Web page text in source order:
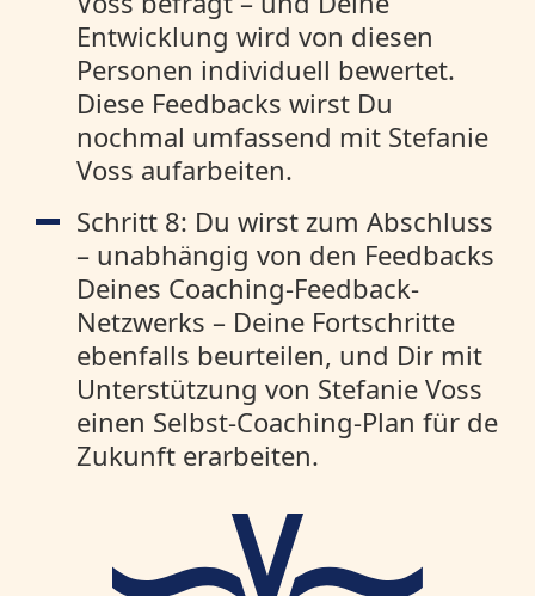
Entwicklung wird von diesen
Personen individuell bewertet.
Diese Feedbacks wirst Du
nochmal umfassend mit Stefanie
Voss aufarbeiten.
Schritt 8: Du wirst zum Abschluss
– unabhängig von den Feedbacks
Deines Coaching-Feedback-
Netzwerks – Deine Fortschritte
ebenfalls beurteilen, und Dir mit
Unterstützung von Stefanie Voss
einen Selbst-Coaching-Plan für de
Zukunft erarbeiten.